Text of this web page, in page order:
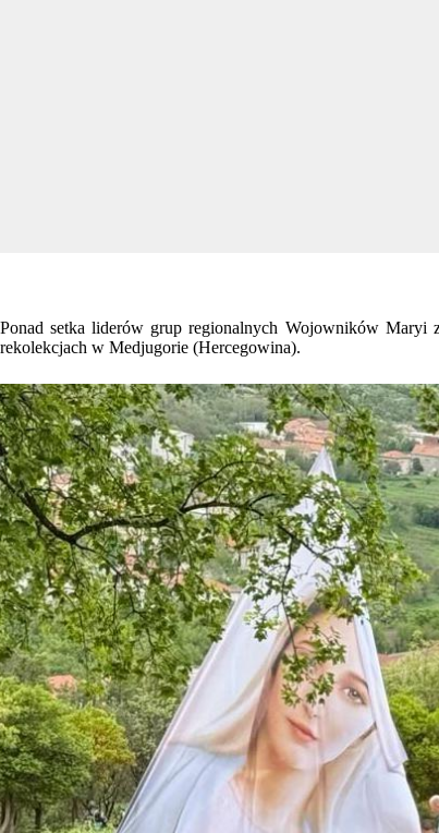
Ponad setka liderów grup regionalnych Wojowników
rekolekcjach w Medjugorie (Hercegowina).